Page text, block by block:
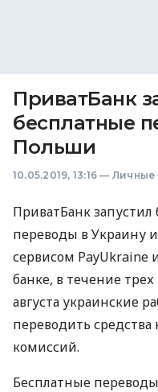
ПриватБанк
бесплатные
Польши
10.05.2019, 13:16 — Личные
ПриватБанк
переводы в Украину
сервисом PayUkraine
банке, в течение
августа украинские
переводить средства
комиссий.
Бесплатные